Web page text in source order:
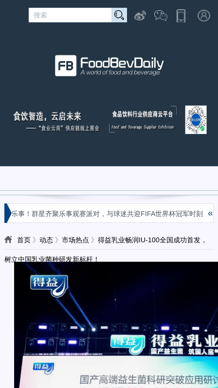
星齐聚乐事观赛派对，与球迷共迎FIFA世界杯冠军时刻 « 广西河池
首页》 动态》 市场热点 》 得益乳业畅润IU-100全国成功首发，
树立中国乳业菌种研发新标杆！